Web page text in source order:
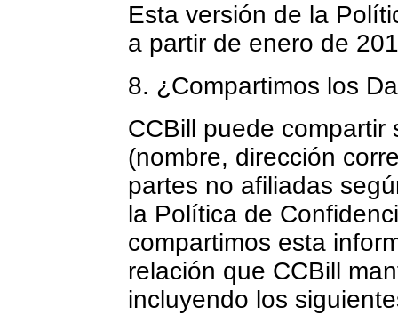
Esta versión de la
a partir de enero de
8. ¿Compartimos los
CCBill puede compartir
(nombre, dirección
partes no afiliadas
la Política de
compartimos esta
relación que CCBill
incluyendo los